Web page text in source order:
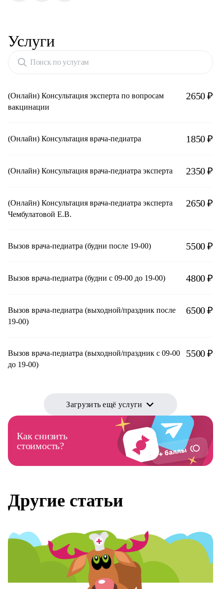
Услуги
Поиск по услугам
(Онлайн) Консультация эксперта по вопросам
вакцинации
2650 ₽
(Онлайн) Консультация врача-педиатра 1850 ₽
(Онлайн) Консультация врача-педиатра эксперта 2350 ₽
(Онлайн) Консультация врача-педиатра эксперта
Чембулатовой Е.В.
2650 ₽
Вызов врача-педиатра (будни после 19-00) 5500 ₽
Вызов врача-педиатра (будни с 09-00 до 19-00) 4800 ₽
Вызов врача-педиатра (выходной/праздник после
19-00)
6500 ₽
Вызов врача-педиатра (выходной/праздник с 09-00
до 19-00)
5500 ₽
Загрузить ещё услуги
Как снизить
стоимость?
Другие статьи